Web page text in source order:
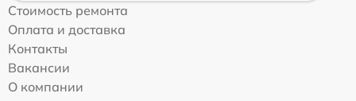
Стоимость ремонта
Оплата и доставка
Контакты
Вакансии
О компании